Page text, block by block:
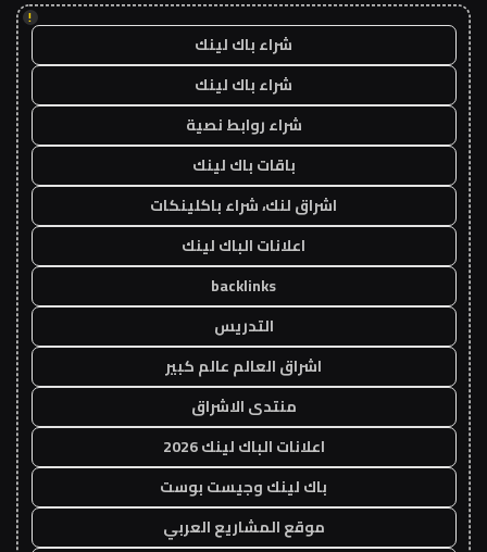
!
شراء باك لينك
شراء باك لينك
شراء روابط نصية
باقات باك لينك
اشراق لنك، شراء باكلينكات
اعلانات الباك لينك
backlinks
التدريس
اشراق العالم عالم كبير
منتدى الاشراق
اعلانات الباك لينك 2026
باك لينك وجيست بوست
موقع المشاريع العربي